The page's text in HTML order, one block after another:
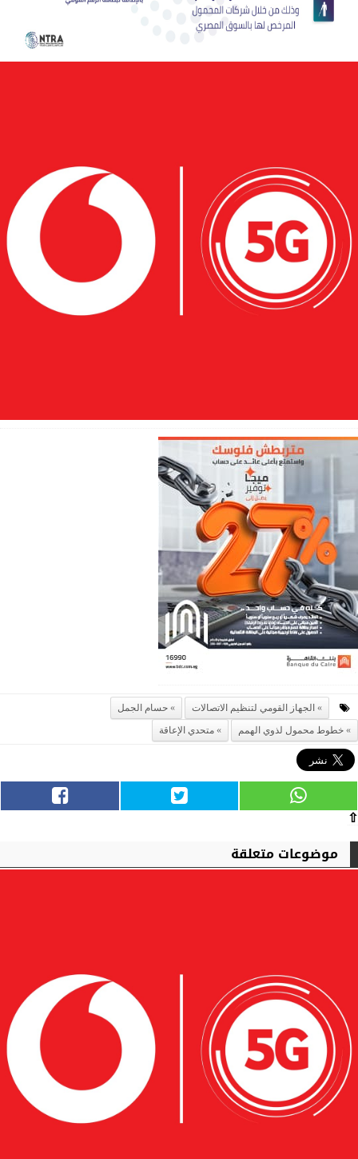
الجهاز القومي لتنظيم الاتصالات
حسام الجمل
خطوط محمول لذوي الهمم
متحدي الإعاقة
⇧
موضوعات متعلقة